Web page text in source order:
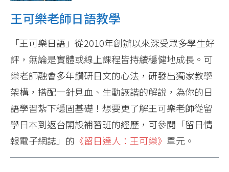
王可樂老師日語教學
「王可樂日語」從2010年創辦以來深受眾多學生好
評，無論是實體或線上課程皆持續穩健地成長。可
樂老師融會多年鑽研日文的心法，研發出獨家教學
架構，搭配一針見血、生動詼諧的解說，為你的日
語學習紮下穩固基礎！想要更了解王可樂老師從留
學日本到返台開設補習班的經歷，可參閱「留日情
報電子網誌」的 《留日達人：王可樂》 單元。